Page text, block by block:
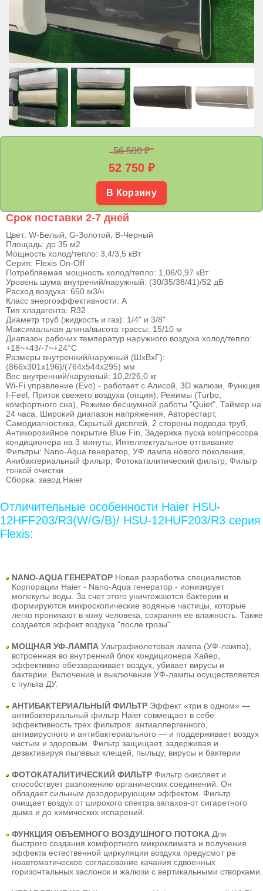
56 500 ₽
52 750 ₽
В Корзину
Срок поставки 2-7 дней
Цвет: W-Белый, G-Золотой, B-Черный
Площадь: до 35 м2
Мощность холод/тепло: 3,4/3,5 кВт
Серия: Flexis On-Off
Потребляемая мощность холод/тепло: 1,06/0,97 кВт
Уровень шума внутрений/наружный: (30/35/38/41)/52 дБ
Расход воздуха: 650 м3/ч
Класс энергоэффективности: А
Тип хладагента: R32
Диаметр труб (жидкость и газ): 1/4" и 3/8"
Максимальная длина/высота трассы: 15/10 м
Диапазон рабочих температур наружного воздуха холод/тепло:
+18~+43/-7~+24°С
Размеры внутренний/наружный (ШхВхГ):
(866х301х196)/(764х544х295) мм
Вес внутренний/наружный: 10,2/26,0 кг
Wi-Fi управление (Evo) - работает с Алисой, 3D жалюзи, Функция
I-Feel, Приток свежего воздуха (опция), Режимы (Turbo,
комфортного сна), Режиме бесшумной работы "Quiet", Таймер на
24 часа, Широкий диапазон напряжения, Авторестарт,
Самодиагностика, Скрытый дисплей, 2 стороны подвода труб,
Антикорозийное покрытие Blue Fin, Задержка пуска компрессора
кондиционера на 3 минуты, Интеллектуальное оттаивание
Фильтры: Nano-Aqua генератор, УФ лампа нового поколения,
Анибактериальный фильтр, Фотокаталитический фильтр, Фильтр
тонкой очистки
Сборка: завод Haier
Отличительные особенности Haier HSU-
12HFF203/R3(W/G/B)/ HSU-12HUF203/R3 серия
Flexis:
NANO-AQUA ГЕНЕРАТОР Новая разработка специалистов
Корпорации Haier - Nano-Aqua генератор - ионизирует
молекулы воды. За счет этого уничтожаются бактерии и
формируются микроскопические водяные частицы, которые
легко проникают в кожу человека, сохраняя ее влажность. Также
создается эффект воздуха "после грозы"
МОЩНАЯ УФ-ЛАМПА Ультрафиолетовая лампа (УФ-лампа),
встроенная во внутренний блок кондиционера Хайер,
эффективно обеззараживает воздух, убивает вирусы и
бактерии. Включение и выключение УФ-лампы осуществляется
с пульта ДУ.
АНТИБАКТЕРИАЛЬНЫЙ ФИЛЬТР Эффект «три в одном» —
антибактериальный фильтр Haier совмещает в себе
эффективность трех фильтров: антиаллергенного,
антивирусного и антибактериального — и поддерживает воздух
чистым и здоровым. Фильтр защищает, задерживая и
дезактивируя пылевых клещей, пыльцу, вирусы и бактерии
ФОТОКАТАЛИТИЧЕСКИЙ ФИЛЬТР Фильтр окисляет и
способствует разложению органических соединений. Он
обладает сильным дезодорирующим эффектом. Фильтр
очищает воздух от широкого спектра запахов-от сигаретного
дыма и до химических испарений.
ФУНКЦИЯ ОБЪЕМНОГО ВОЗДУШНОГО ПОТОКА Для
быстрого создания комфортного микроклимата и получения
эффекта естественной циркуляции воздуха предусмот ре
ноавтоматическое согласование качания сдвоенных
горизонтальных заслонок и жалюзи с вертикальными створками.